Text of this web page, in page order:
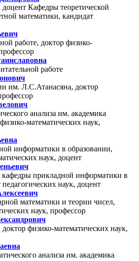
Кафедры теоретической
математики, кандидат
работе, доктор физико-
работе
им. Л.С.Атанасяна, доктор
анализа им. академика
математических наук,
информатики в образовании,
наук, доцент
кафедры прикладной информатики в
наук, доцент
математики и теории чисел,
наук, профессор
физико-математических наук,
анализа им. академика